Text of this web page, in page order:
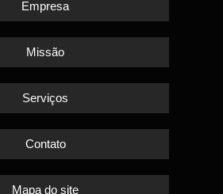
Empresa
Missão
Serviços
Contato
Mapa do site